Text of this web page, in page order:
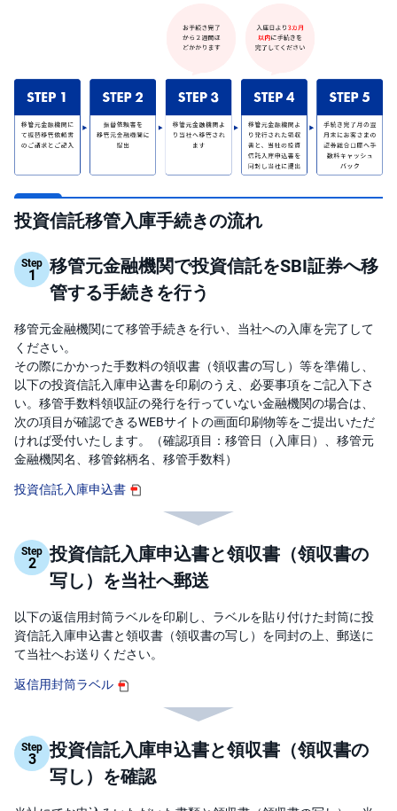
S
BI
株
オ
シ
ン
物
・
オ
プ
ン
商
品
先
物
金
・
銀
・
プ
外
M
M
F
W
取
引
D(
く
り
っ
投資信託移管入庫手続きの流れ
Step
1
移管元金融機関で投資信託をSBI証券へ移
管する手続きを行う
移管元金融機関にて移管手続きを行い、当社への入庫を完了して
ください。
その際にかかった手数料の領収書（領収書の写し）等を準備し、
以下の投資信託入庫申込書を印刷のうえ、必要事項をご記入下さ
い。移管手数料領収証の発行を行っていない金融機関の場合は、
次の項目が確認できるWEBサイトの画面印刷物等をご提出いただ
ければ受付いたします。（確認項目：移管日（入庫日）、移管元
金融機関名、移管銘柄名、移管手数料）
投資信託入庫申込書
Step
2
投資信託入庫申込書と領収書（領収書の
写し）を当社へ郵送
以下の返信用封筒ラベルを印刷し、ラベルを貼り付けた封筒に投
資信託入庫申込書と領収書（領収書の写し）を同封の上、郵送に
て当社へお送りください。
返信用封筒ラベル
Step
3
投資信託入庫申込書と領収書（領収書の
写し）を確認